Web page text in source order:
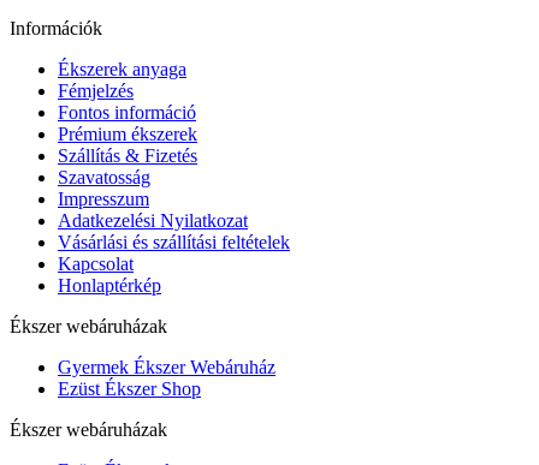
Információk
Ékszerek anyaga
Fémjelzés
Fontos információ
Prémium ékszerek
Szállítás & Fizetés
Szavatosság
Impresszum
Adatkezelési Nyilatkozat
Vásárlási és szállítási feltételek
Kapcsolat
Honlaptérkép
Ékszer webáruházak
Gyermek Ékszer Webáruház
Ezüst Ékszer Shop
Ékszer webáruházak